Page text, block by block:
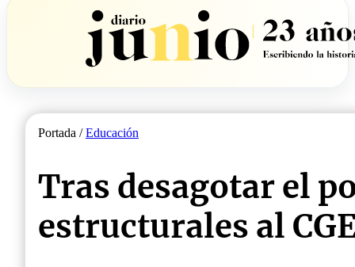
Portada /Educación
Tras desagotar el
estructurales al